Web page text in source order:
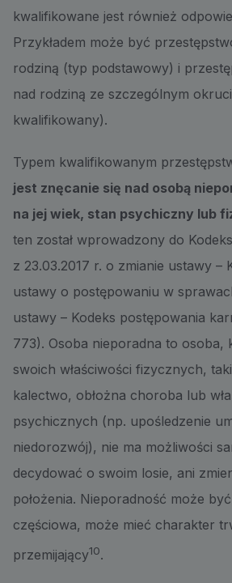
kwalifikowane jest również
Przykładem może być
rodziną (typ podstawowy) i
nad rodziną ze szczególnym
kwalifikowany).
Typem kwalifikowanym
jest znęcanie się nad osobą
na jej wiek, stan psychiczny lub
ten został wprowadzony do
z 23.03.2017 r. o zmianie ustawy –
ustawy o postępowaniu w
ustawy – Kodeks postępowania
773). Osoba nieporadna to osoba,
swoich właściwości fizycznych,
kalectwo, obłożna choroba lub
psychicznych (np. upośledzenie
niedorozwój), nie ma możliwości
decydować o swoim losie, ani
położenia. Nieporadność może
częściowa, może mieć charakter
przemijający10.